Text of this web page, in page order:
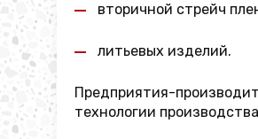
вторичной стрейч
литьевых изделий.
Предприятия-
технологии